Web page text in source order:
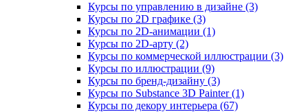
Курсы по управлению в дизайне (3)
Курсы по 2D графике (3)
Курсы по 2D‑анимации (1)
Курсы по 2D‑арту (2)
Курсы по коммерческой иллюстрации (3)
Курсы по иллюстрации (9)
Курсы по бренд‑дизайну (3)
Курсы по Substance 3D Painter (1)
Курсы по декору интерьера (67)